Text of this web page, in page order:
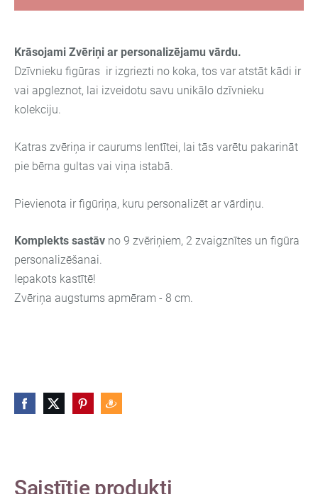
Krāsojami Zvēriņi ar personalizējamu vārdu.
Dzīvnieku figūras ir izgriezti no koka, tos var atstāt kādi ir
vai apgleznot, lai izveidotu savu unikālo dzīvnieku
kolekciju.
Katras zvēriņa ir caurums lentītei, lai tās varētu pakarināt
pie bērna gultas vai viņa istabā.
Pievienota ir figūriņa, kuru personalizēt ar vārdiņu.
Komplekts sastāv no 9 zvēriņiem, 2 zvaigznītes un figūra
personalizēšanai.
Iepakots kastītē!
Zvēriņa augstums apmēram - 8 cm.
Saistītie produkti